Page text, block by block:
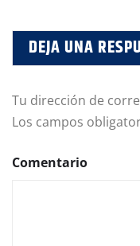
DEJA UNA
Tu dirección de
Los campos
Comentario